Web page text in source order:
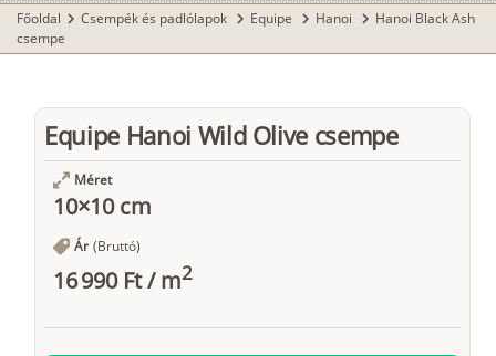
Főoldal chevron_right Csempék és padlólapok chevron_right Equipe chevron_right Hanoi chevron_right Hanoi Black Ash
csempe
Equipe Hanoi Wild Olive csempe
Méret
10×10 cm
Ár (Bruttó)
16 990 Ft/m2